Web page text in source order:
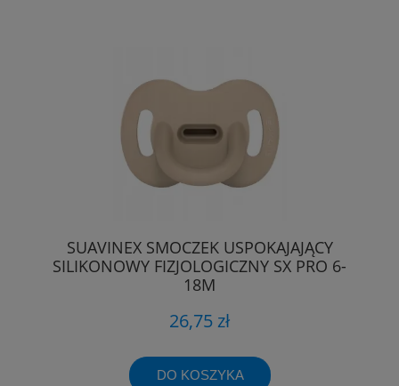
SUAVINEX SMOCZEK USPOKAJAJĄCY
SILIKONOWY FIZJOLOGICZNY SX PRO 6-
18M
26,75 zł
DO KOSZYKA